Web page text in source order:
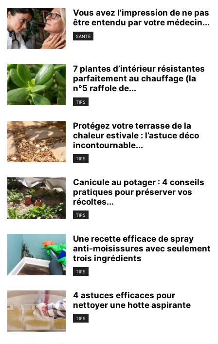
Vous avez l’impression de ne pas
être entendu par votre médecin...
SANTÉ
7 plantes d’intérieur résistantes
parfaitement au chauffage (la
n°5 raffole de...
TIPS
Protégez votre terrasse de la
chaleur estivale : l’astuce déco
incontournable...
TIPS
Canicule au potager : 4 conseils
pratiques pour préserver vos
récoltes...
TIPS
Une recette efficace de spray
anti-moisissures avec seulement
trois ingrédients
TIPS
4 astuces efficaces pour
nettoyer une hotte aspirante
TIPS